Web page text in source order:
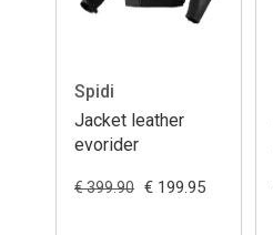
Spidi
Jacket leather
evorider
€ 399.90 € 199.95